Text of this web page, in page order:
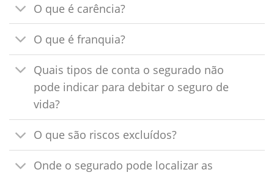
O que é carência?
O que é franquia?
Quais tipos de conta o segurado não
pode indicar para debitar o seguro de
vida?
O que são riscos excluídos?
Onde o segurado pode localizar as